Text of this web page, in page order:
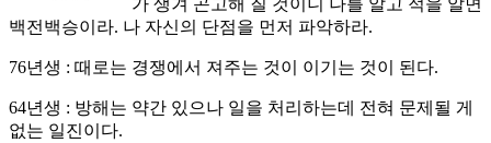
가 생겨 곤고해 질 것이니 나를 알고 적을 알면
백전백승이라. 나 자신의 단점을 먼저 파악하라.
76년생 : 때로는 경쟁에서 져주는 것이 이기는 것이 된다.
64년생 : 방해는 약간 있으나 일을 처리하는데 전혀 문제될 게
없는 일진이다.